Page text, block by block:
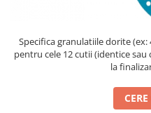
Specifica granulatiile dorite (ex:
pentru cele 12 cutii (identice
la